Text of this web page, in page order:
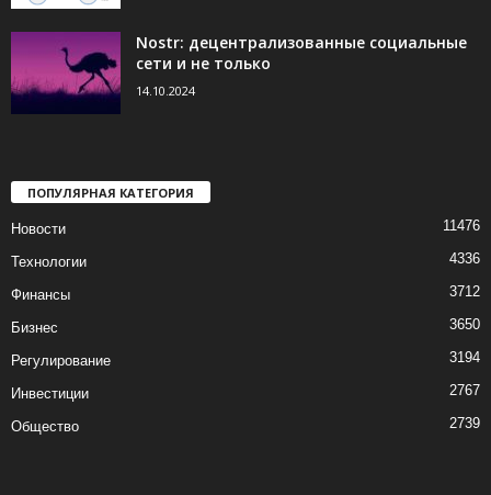
Nostr: децентрализованные социальные
сети и не только
14.10.2024
ПОПУЛЯРНАЯ КАТЕГОРИЯ
Новости 11476
Технологии 4336
Финансы 3712
Бизнес 3650
Регулирование 3194
Инвестиции 2767
Общество 2739